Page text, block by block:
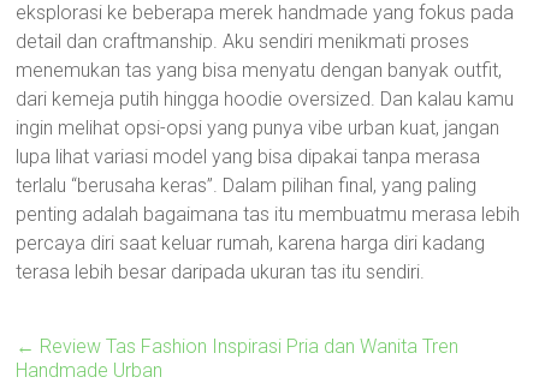
eksplorasi ke beberapa merek handmade yang fokus pada
detail dan craftmanship. Aku sendiri menikmati proses
menemukan tas yang bisa menyatu dengan banyak outfit,
dari kemeja putih hingga hoodie oversized. Dan kalau kamu
ingin melihat opsi-opsi yang punya vibe urban kuat, jangan
lupa lihat variasi model yang bisa dipakai tanpa merasa
terlalu “berusaha keras”. Dalam pilihan final, yang paling
penting adalah bagaimana tas itu membuatmu merasa lebih
percaya diri saat keluar rumah, karena harga diri kadang
terasa lebih besar daripada ukuran tas itu sendiri.
← Review Tas Fashion Inspirasi Pria dan Wanita Tren
Handmade Urban